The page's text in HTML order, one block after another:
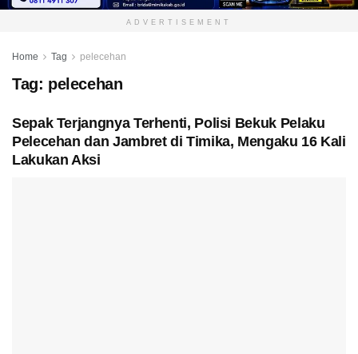
ADVERTISEMENT
Home Tag pelecehan
Tag: pelecehan
Sepak Terjangnya Terhenti, Polisi Bekuk Pelaku
Pelecehan dan Jambret di Timika, Mengaku 16 Kali
Lakukan Aksi